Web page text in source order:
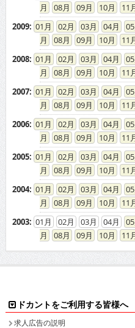
08
09 10 11
2009: 01 02 03 04 05
08
09 10 11
2008: 01 02 03 04 05
08
09 10 11
2007: 01 02 03 04 05
08
09 10 11
2006: 01 02 03 04 05
08
09 10 11
2005: 01 02 03 04 05
08
09 10 11
2004: 01 02 03 04 05
08
09 10 11
2003: 01 02 03 04 05
08
09 10 11
ドカントをご利用する皆様へ
求人広告の説明